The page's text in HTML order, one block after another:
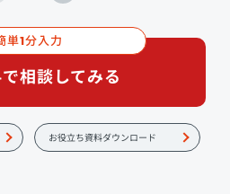
単1分入力
相談してみる
お役立ち資料ダウンロード